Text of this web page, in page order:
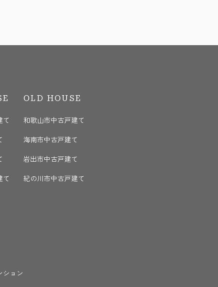
て
て
OLD HOUSE
和歌山市中古戸建て
海南市中古戸建て
岩出市中古戸建て
紀の川市中古戸建て
ション